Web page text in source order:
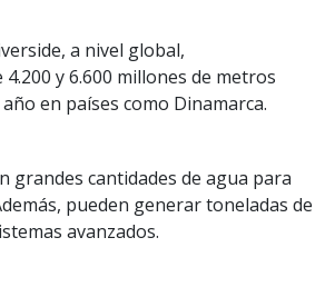
a nivel global,
y 6.600 millones de metros
en países como Dinamarca.
grandes cantidades de agua para
pueden generar toneladas de
avanzados.